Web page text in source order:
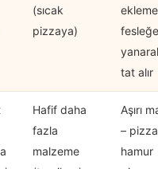
(sıcak
pizzaya)
tat alır
Hafif daha
fazla
malzeme
Aşırı
–
hamur